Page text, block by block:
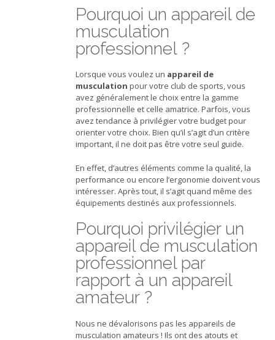
Pourquoi un appareil de
musculation
professionnel ?
Lorsque vous voulez un appareil de
musculation pour votre club de sports, vous
avez généralement le choix entre la gamme
professionnelle et celle amatrice. Parfois, vous
avez tendance à privilégier votre budget pour
orienter votre choix. Bien qu’il s’agit d’un critère
important, il ne doit pas être votre seul guide.
En effet, d’autres éléments comme la qualité, la
performance ou encore l’ergonomie doivent vous
intéresser. Après tout, il s’agit quand même des
équipements destinés aux professionnels.
Pourquoi privilégier un
appareil de musculation
professionnel par
rapport à un appareil
amateur ?
Nous ne dévalorisons pas les appareils de
musculation amateurs ! Ils ont des atouts et